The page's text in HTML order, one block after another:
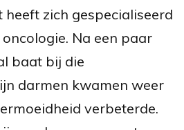
heeft zich gespecialiseerd
Na een paar
baat bij die
darmen kwamen weer
verbeterde.